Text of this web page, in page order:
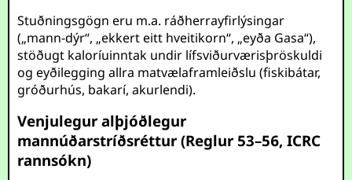
Stuðningsgögn eru m.a. ráðherrayfirlýsingar
(„mann-dýr“, „ekkert eitt hveitikorn“, „eyða Gasa“),
stöðugt kaloríuinntak undir lífsviðurværisþröskuldi
og eyðilegging allra matvælaframleiðslu (fiskibátar,
gróðurhús, bakarí, akurlendi).
Venjulegur alþjóðlegur
mannúðarstríðsréttur (Reglur 53–56, ICRC
rannsókn)